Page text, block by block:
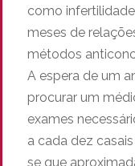
como
meses de
métodos
A espera de um
procurar um
exames
a cada dez
se que